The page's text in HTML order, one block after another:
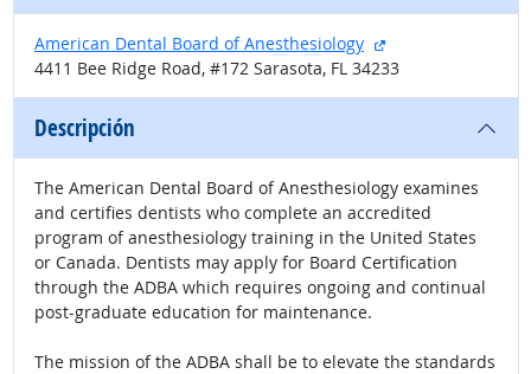
American Dental Board of Anesthesiology
sitio externo
4411 Bee Ridge Road, #172 Sarasota, FL 34233
Descripción
The American Dental Board of Anesthesiology examines
and certifies dentists who complete an accredited
program of anesthesiology training in the United States
or Canada. Dentists may apply for Board Certification
through the ADBA which requires ongoing and continual
post-graduate education for maintenance.
The mission of the ADBA shall be to elevate the standards